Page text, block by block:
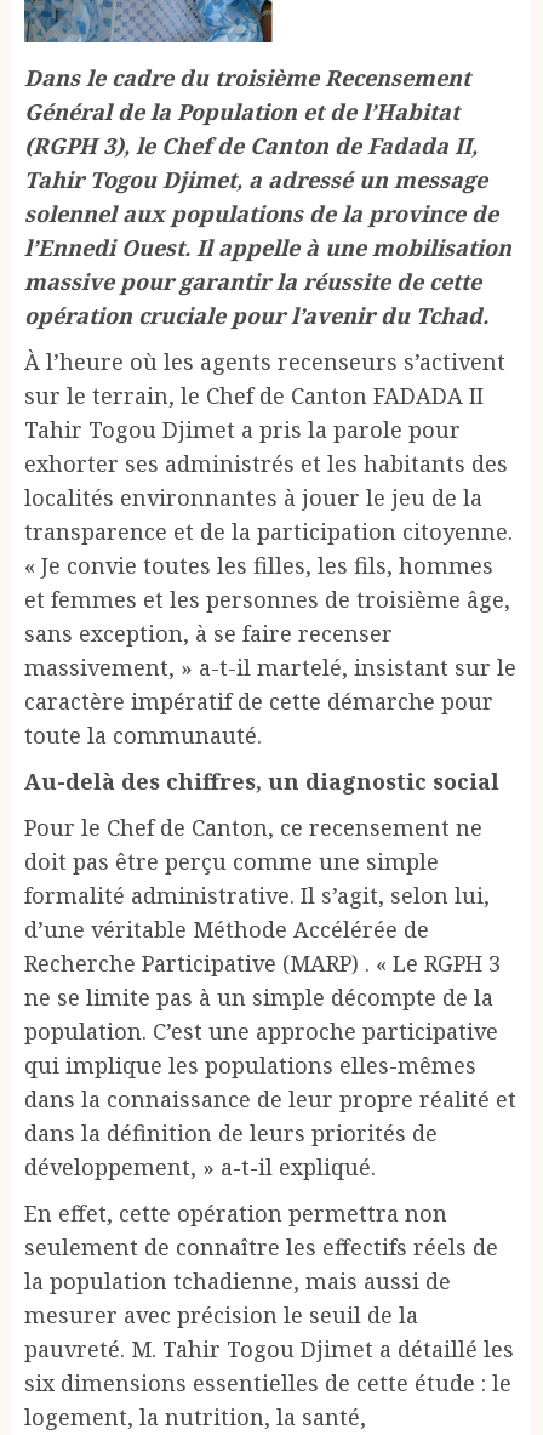
Dans le cadre du troisième Recensement
Général de la Population et de l’Habitat
(RGPH 3), le Chef de Canton de Fadada II,
Tahir Togou Djimet, a adressé un message
solennel aux populations de la province de
l’Ennedi Ouest. Il appelle à une mobilisation
massive pour garantir la réussite de cette
opération cruciale pour l’avenir du Tchad.
À l’heure où les agents recenseurs s’activent
sur le terrain, le Chef de Canton FADADA II
Tahir Togou Djimet a pris la parole pour
exhorter ses administrés et les habitants des
localités environnantes à jouer le jeu de la
transparence et de la participation citoyenne.
« Je convie toutes les filles, les fils, hommes
et femmes et les personnes de troisième âge,
sans exception, à se faire recenser
massivement, » a-t-il martelé, insistant sur le
caractère impératif de cette démarche pour
toute la communauté.
Au-delà des chiffres, un diagnostic social
Pour le Chef de Canton, ce recensement ne
doit pas être perçu comme une simple
formalité administrative. Il s’agit, selon lui,
d’une véritable Méthode Accélérée de
Recherche Participative (MARP) . « Le RGPH 3
ne se limite pas à un simple décompte de la
population. C’est une approche participative
qui implique les populations elles-mêmes
dans la connaissance de leur propre réalité et
dans la définition de leurs priorités de
développement, » a-t-il expliqué.
En effet, cette opération permettra non
seulement de connaître les effectifs réels de
la population tchadienne, mais aussi de
mesurer avec précision le seuil de la
pauvreté. M. Tahir Togou Djimet a détaillé les
six dimensions essentielles de cette étude : le
logement, la nutrition, la santé,